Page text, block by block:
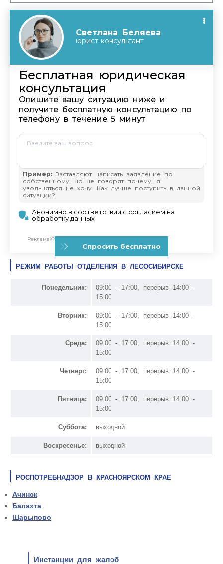
РЕЖИМ РАБОТЫ ОТДЕЛЕНИЯ В ЛЕСОСИБИРСКЕ
Понедельник:
09:00 - 17:00, перерыв 14:00 -
15:00
Вторник:
09:00 - 17:00, перерыв 14:00 -
15:00
Среда:
09:00 - 17:00, перерыв 14:00 -
15:00
Четверг:
09:00 - 17:00, перерыв 14:00 -
15:00
Пятница:
09:00 - 17:00, перерыв 14:00 -
15:00
Суббота: выходной
Воскресенье: выходной
РОСПОТРЕБНАДЗОР В КРАСНОЯРСКОМ КРАЕ
Ачинск
Балахта
Шарыпово
Инстанции для жалоб